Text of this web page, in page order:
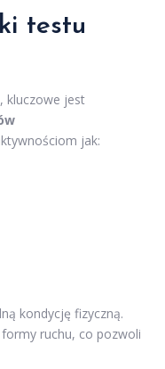
testu
kluczowe jest
jak:
kondycję fizyczną.
ruchu, co pozwoli